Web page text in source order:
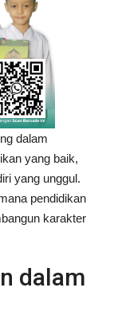
dalam
yang baik,
yang unggul.
pendidikan
karakter
dalam